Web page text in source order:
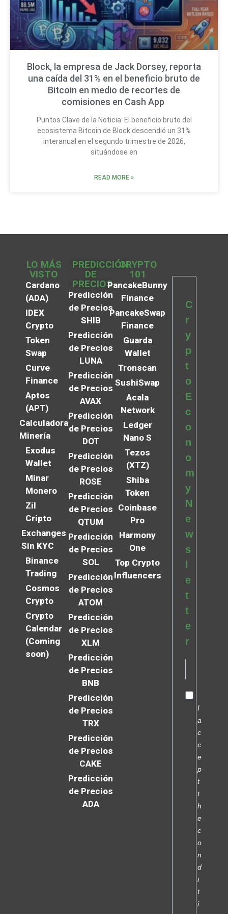
Block, la empresa de Jack Dorsey, reporta
una caída del 31% en el beneficio bruto de
Bitcoin en medio de recortes de
comisiones en Cash App
Puntos Clave de la Noticia: El beneficio bruto del
ecosistema Bitcoin de Block descendió un 31%
interanual en el segundo trimestre de 2026,
situándose en
READ MORE »
LO MÁS
VISTO
Cardano
(ADA)
IDEX
Crypto
Token
Swap
Curve
Finance
Aptos
(APT)
Calculadora
Minería
Exodus
Wallet
Minar
Monero
Zil
Cripto
Exchanges
Sin KYC
Binance
Trading
Cosmos
Crypto
Crypto
Calendar
(Coming
soon)
PREDICCIÓN
DE
PRECIOS
Predicción
de Precios
SHIB
Predicción
de Precios
LUNA
Predicción
de Precios
AVAX
Predicción
de Precios
DOT
Predicción
de Precios
ROSE
Predicción
de Precios
QTUM
Predicción
de Precios
SOL
Predicción
de Precios
ATOM
Predicción
de Precios
XLM
Predicción
de Precios
BNB
Predicción
de Precios
TRX
Predicción
de Precios
CAKE
Predicción
de Precios
ADA
CRYPTO
101
PancakeBunny
Finance
PancakeSwap
Finance
Guarda
Wallet
Tronscan
SushiSwap
Acala
Network
Ledger
Nano S
Tezos
(XTZ)
Shiba
Token
Coinbase
Pro
Harmony
One
Top Crypto
Influencers
C
r
y
p
t
o
E
c
o
n
o
m
y
N
e
w
s
l
e
t
t
e
r
I
a
c
c
e
p
t
t
h
e
c
o
n
d
i
t
i